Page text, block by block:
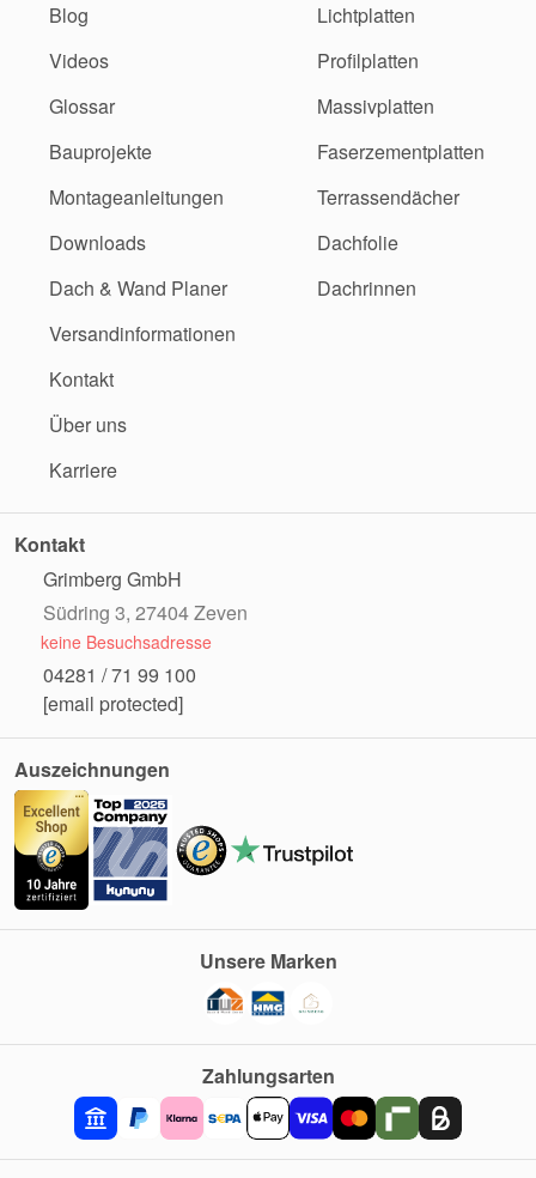
Blog
Videos
Glossar
Bauprojekte
Montageanleitungen
Downloads
Dach & Wand Planer
Versandinformationen
Kontakt
Über uns
Karriere
Lichtplatten
Profilplatten
Massivplatten
Faserzementplatten
Terrassendächer
Dachfolie
Dachrinnen
Kontakt
Grimberg GmbH
Südring 3, 27404 Zeven
keine Besuchsadresse
04281 / 71 99 100
[email protected]
Auszeichnungen
Zahlungsarten
Unsere Marken